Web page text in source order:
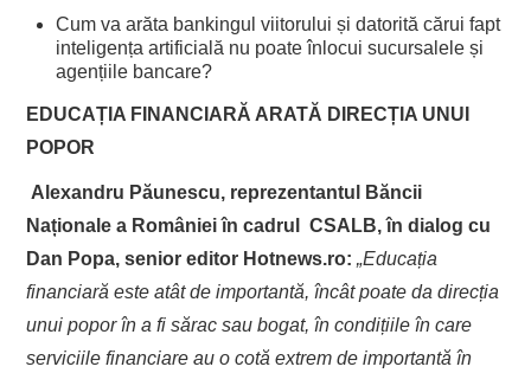
Cum va arăta bankingul viitorului și datorită cărui fapt
inteligența artificială nu poate înlocui sucursalele și
agențiile bancare?
EDUCAȚIA FINANCIARĂ ARATĂ DIRECȚIA UNUI
POPOR
Alexandru Păunescu, reprezentantul Băncii
Naționale a României în cadrul CSALB, în dialog cu
Dan Popa, senior editor Hotnews.ro:„Educația
financiară este atât de importantă, încât poate da direcția
unui popor în a fi sărac sau bogat, în condițiile în care
serviciile financiare au o cotă extrem de importantă în